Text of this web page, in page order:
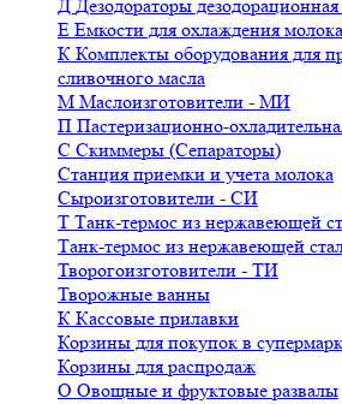
Д Дезодораторы дезодорационная
Е Емкости для охлаждения молока
К Комплекты оборудования для
сливочного масла
М Маслоизготовители - МИ
П Пастеризационно-
С Скиммеры (Сепараторы)
Станция приемки и учета молока
Сыроизготовители - СИ
Т Танк-термос из нержавеющей
Танк-термос из нержавеющей
Творогоизготовители - ТИ
Творожные ванны
К Кассовые прилавки
Корзины для покупок в
Корзины для распродаж
О Овощные и фруктовые развалы